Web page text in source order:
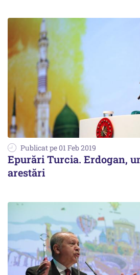
Publicat pe 01 Feb 2019
Epurări Turcia. Erdogan,
arestări